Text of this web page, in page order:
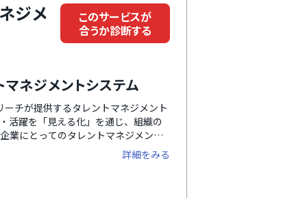
ジメ
このサービスが
合うか診断する
ネジメントシステム
チが提供するタレントマネジメント
活躍を「見える化」を通じ、組織の
業にとってのタレントマネジメント
。「社内版ビズリーチ」プランで
最適化できます。また、シリーズ連
動連携でより業務の効率化につなが
詳細をみる